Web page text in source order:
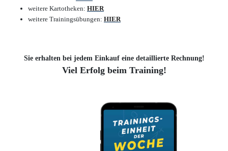
weitere Kartotheken: HIER
weitere Trainingsübungen: HIER
Sie erhalten bei jedem Einkauf eine detaillierte Rechnung!
Viel Erfolg beim Training!